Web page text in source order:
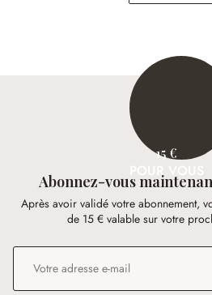
15 €
POUR VOUS
Abonnez-vous
Après avoir validé votre abonnement,
de 15 € valable sur votre
Adresse e-mail